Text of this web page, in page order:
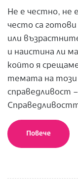
Не е честно, не
често са
или
и наистина ли
който я
темата на този
справедливост
Повече